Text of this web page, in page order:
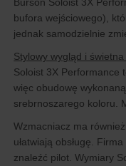
bufora wejściowego),
jednak samodzielnie
Stylowy wygląd i
Soloist 3X Performance
więc obudowę
srebrnoszarego koloru.
Wzmacniacz ma
ułatwiają obsługę.
znaleźć pilot. Wymiary